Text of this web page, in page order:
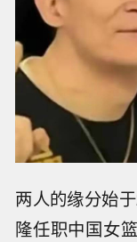
两人的缘分始
隆任职中国女